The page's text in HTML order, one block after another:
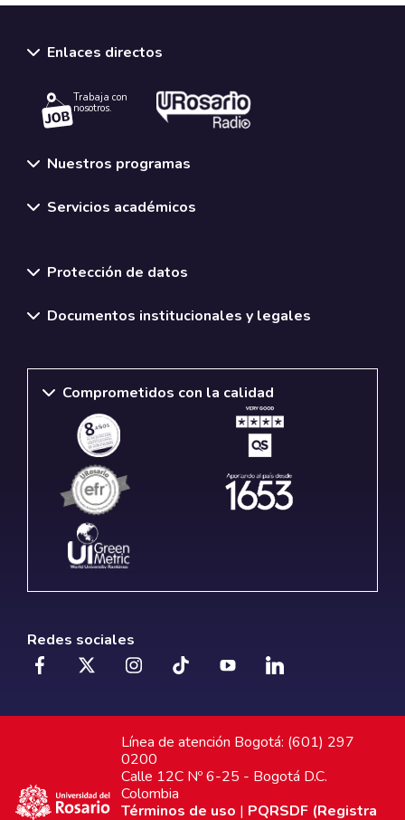
Enlaces directos
Trabaja con
nosotros.
Nuestros programas
Servicios académicos
Protección de datos
Documentos institucionales y legales
Comprometidos con la calidad
Redes sociales
Línea de atención Bogotá: (601) 297
0200
Calle 12C Nº 6-25 - Bogotá D.C.
Colombia
Términos de uso | PQRSDF (Registra